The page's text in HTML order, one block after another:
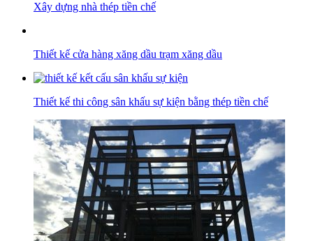
Xây dựng nhà thép tiền chế
Thiết kế cửa hàng xăng dầu trạm xăng dầu
Thiết kế thi công sân khấu sự kiện bằng thép tiền chế